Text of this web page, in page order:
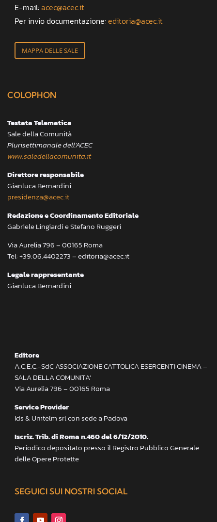
E-mail: acec@acec.it
Per invio documentazione: editoria@acec.it
MAPPA DELLE SALE
COLOPHON
Testata Telematica
Sale della Comunità
Plurisettimanale dell’ACEC
www.saledellacomunita.it
Direttore responsabile
Gianluca Bernardini
presidenza@acec.it
Redazione e Coordinamento Editoriale
Gabriele Lingiardi e Stefano Ruggeri
Via Aurelia 796 – 00165 Roma
Tel: +39.06.4402273 – editoria@acec.it
Legale rappresentante
Gianluca Bernardini
Editore
A.C.E.C.-SdC ASSOCIAZIONE CATTOLICA ESERCENTI CINEMA –
SALA DELLA COMUNITA’
Via Aurelia 796 – 00165 Roma
Service Provider
Ids & Unitelm srl con sede a Padova
Iscriz. Trib. di Roma n.460 del 6/12/2010.
Periodico depositato presso il Registro Pubblico Generale
delle Opere Protette
SEGUICI SUI NOSTRI SOCIAL